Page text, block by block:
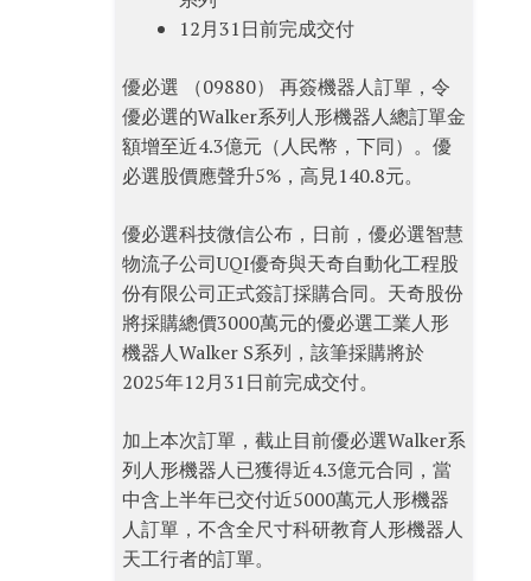
12月31日前完成交付
優必選 （09880） 再簽機器人訂單，令
優必選的Walker系列人形機器人總訂單金
額增至近4.3億元（人民幣，下同）。優
必選股價應聲升5%，高見140.8元。
優必選科技微信公布，日前，優必選智慧
物流子公司UQI優奇與天奇自動化工程股
份有限公司正式簽訂採購合同。天奇股份
將採購總價3000萬元的優必選工業人形
機器人Walker S系列，該筆採購將於
2025年12月31日前完成交付。
加上本次訂單，截止目前優必選Walker系
列人形機器人已獲得近4.3億元合同，當
中含上半年已交付近5000萬元人形機器
人訂單，不含全尺寸科研教育人形機器人
天工行者的訂單。